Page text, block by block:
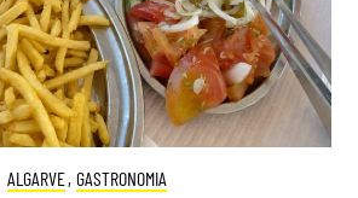
ALGARVE, GASTRONOMIA